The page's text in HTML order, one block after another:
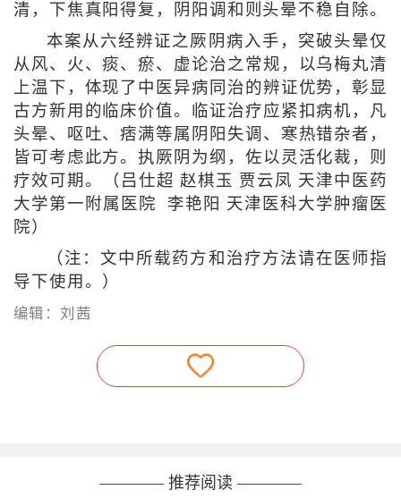
清，下焦真阳得复，阴阳调和则头晕不稳自除。
本案从六经辨证之厥阴病入手，突破头晕仅
从风、火、痰、瘀、虚论治之常规，以乌梅丸清
上温下，体现了中医异病同治的辨证优势，彰显
古方新用的临床价值。临证治疗应紧扣病机，凡
头晕、呕吐、痞满等属阴阳失调、寒热错杂者，
皆可考虑此方。执厥阴为纲，佐以灵活化裁，则
疗效可期。（吕仕超 赵棋玉 贾云凤 天津中医药
大学第一附属医院 李艳阳 天津医科大学肿瘤医
院）
（注：文中所载药方和治疗方法请在医师指
导下使用。）
编辑：刘茜
———— 推荐阅读 ————